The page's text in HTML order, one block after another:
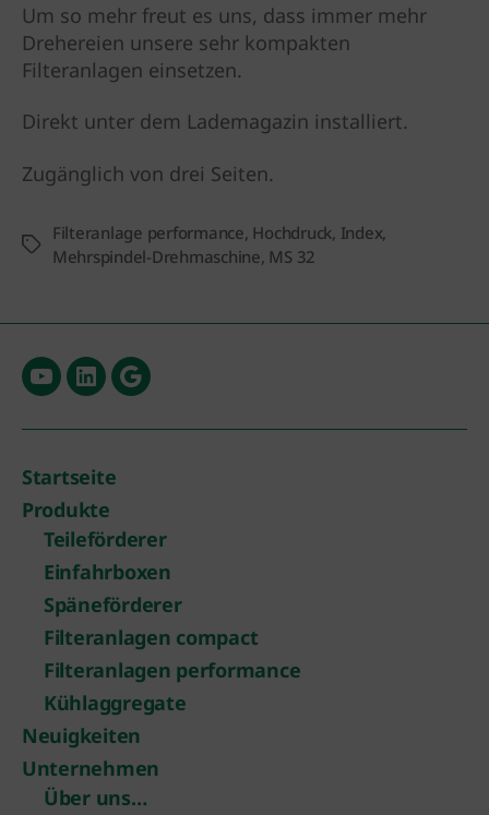
Um so mehr freut es uns, dass immer mehr
Drehereien unsere sehr kompakten
Filteranlagen einsetzen.
Direkt unter dem Lademagazin installiert.
Zugänglich von drei Seiten.
Schlagwörter
Filteranlage performance, Hochdruck, Index,
Mehrspindel-Drehmaschine, MS 32
Menüeintrag
Menüeintrag
Menüeintrag
Startseite
Produkte
Teileförderer
Einfahrboxen
Späneförderer
Filteranlagen compact
Filteranlagen performance
Kühlaggregate
Neuigkeiten
Unternehmen
Über uns…